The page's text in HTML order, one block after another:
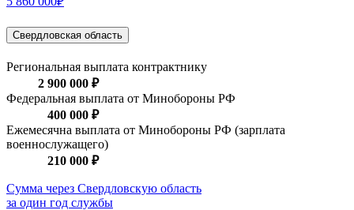
Свердловская область
Региональная выплата контрактнику
2 900 000 ₽
Федеральная выплата от Минобороны РФ
400 000 ₽
Ежемесячна выплата от Минобороны РФ (зарплата
военнослужащего)
210 000 ₽
Сумма через Свердловскую область
за один год службы